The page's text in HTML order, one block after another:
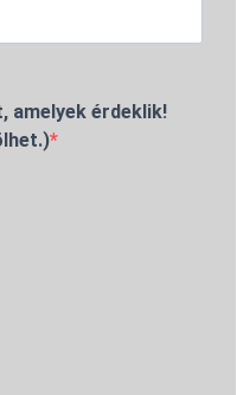
amelyek érdeklik!